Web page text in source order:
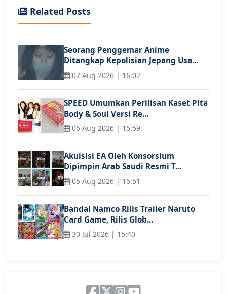
Related Posts
Seorang Penggemar Anime
Ditangkap Kepolisian Jepang Usa...
07 Aug 2026 | 16:02
SPEED Umumkan Perilisan Kaset Pita
Body & Soul Versi Re...
06 Aug 2026 | 15:59
Akuisisi EA Oleh Konsorsium
Dipimpin Arab Saudi Resmi T...
05 Aug 2026 | 16:51
Bandai Namco Rilis Trailer Naruto
Card Game, Rilis Glob...
30 Jul 2026 | 15:40